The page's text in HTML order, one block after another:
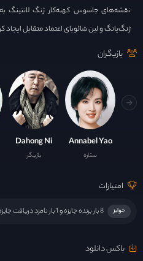
نقشه‌های جاسوس کهنه‌کار ژنگ لانتینگ
ژنگ‌یانگ و لین شائوبای اعتماد متقابل
بازیگران
Annabel Yao
ستاره
Dahong Ni
بازیگر
امتیازات
جوایز 8 بار برنده جایزه و 1 بار نامزد دریافت جایزه
باکس دانلود